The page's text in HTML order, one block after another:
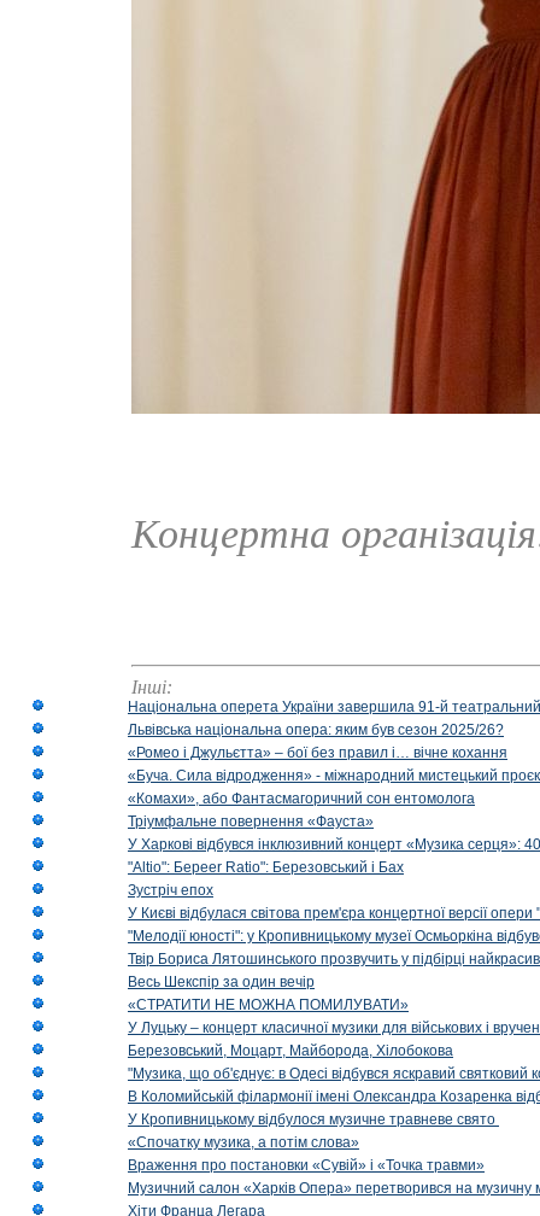
Концертна
Інші:
Національна оперета України завершила 91-й
Львівська національна опера: яким був сезон 2025/26?
«Ромео і Джульєтта» – бої без правил і… вічне кохання
«Буча. Сила відродження» - міжнародний мистецький
«Комахи», або Фантасмагоричний сон ентомолога
Тріумфальне повернення «Фауста»
У Харкові відбувся інклюзивний концерт «Музика серця»:
"Altio": Береer Ratio": Березовський і Бах
Зустріч епох
У Києві відбулася світова прем'єра концертної версії
"Мелодії юності": у Кропивницькому музеї Осмьоркіна
Твір Бориса Лятошинського прозвучить у підбірці
Весь Шекспір за один вечір
«СТРАТИТИ НЕ МОЖНА ПОМИЛУВАТИ»
У Луцьку – концерт класичної музики для військових і
Березовський, Моцарт, Майборода, Хілобокова
"Музика, що об'єднує: в Одесі відбувся яскравий
В Коломийській філармонії імені Олександра Козаренка
У Кропивницькому відбулося музичне травневе свято
«Спочатку музика, а потім слова»
Враження про постановки «Сувій» і «Точка травми»
Музичний салон «Харків Опера» перетворився на музичну
Хіти Франца Легара